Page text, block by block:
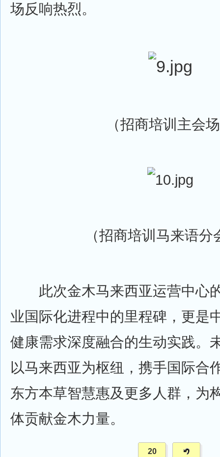
场反响热烈。
（招商培训主会
（招商培训马来语分
此次金木马来西亚运营中心
业国际化进程中的里程碑，更是
健康需求深度融合的生动实践。
以马来西亚为枢纽，携手国际合
东方本草智慧惠及更多人群，为
体贡献金木力量。
20